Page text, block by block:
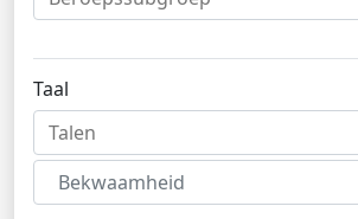
Taal
Bekwaamheid